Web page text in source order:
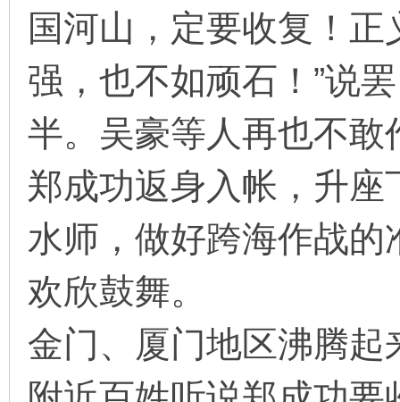
国河山，定要收复！
强，也不如顽石！”说
半。吴豪等人再也不敢
郑成功返身入帐，升座
水师，做好跨海作战的
欢欣鼓舞。
金门、厦门地区沸腾